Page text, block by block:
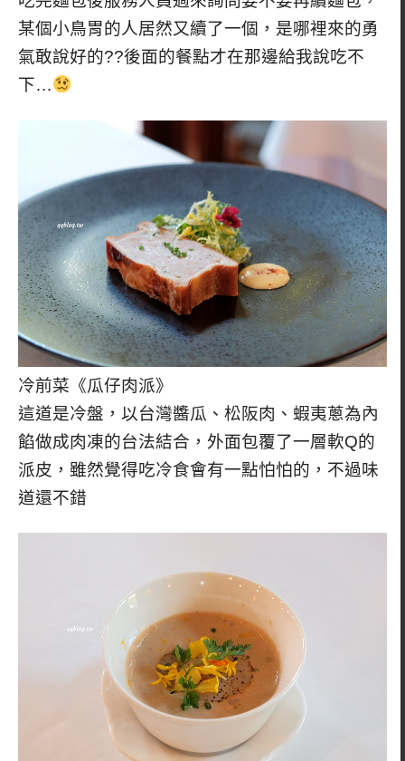
某個小鳥胃的人居然又續了一個，是哪裡來的勇
氣敢說好的??後面的餐點才在那邊給我說吃不
下…
冷前菜《瓜仔肉派》
這道是冷盤，以台灣醬瓜、松阪肉、蝦夷蔥為內
餡做成肉凍的台法結合，外面包覆了一層軟Q的
派皮，雖然覺得吃冷食會有一點怕怕的，不過味
道還不錯